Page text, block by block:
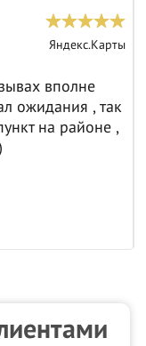
Яндекс.Карты
вполне
ожидания , так
на районе ,